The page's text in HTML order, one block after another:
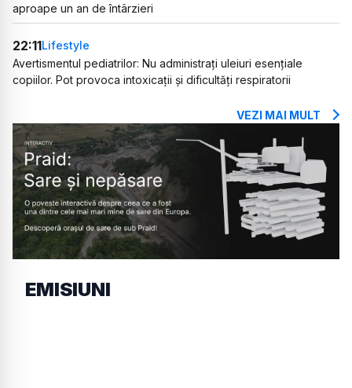
aproape un an de întârzieri
22:11Lifestyle
Avertismentul pediatrilor: Nu administrați uleiuri esențiale
copiilor. Pot provoca intoxicații și dificultăți respiratorii
VEZI MAI MULT
EMISIUNI